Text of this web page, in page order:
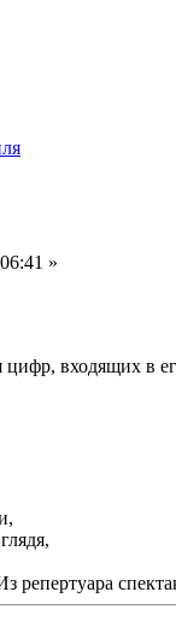
»
входящих в
репертуара